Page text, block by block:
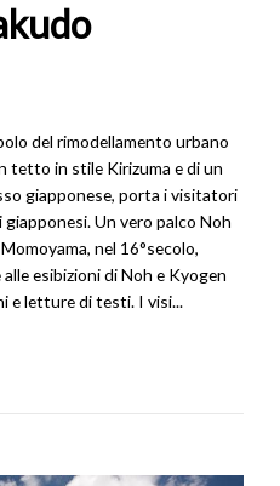
del rimodellamento urbano
tetto in stile Kirizuma e di un
giapponese, porta i visitatori
Un vero palco Noh
nel 16°secolo,
esibizioni di Noh e Kyogen
e letture di testi. I visi...